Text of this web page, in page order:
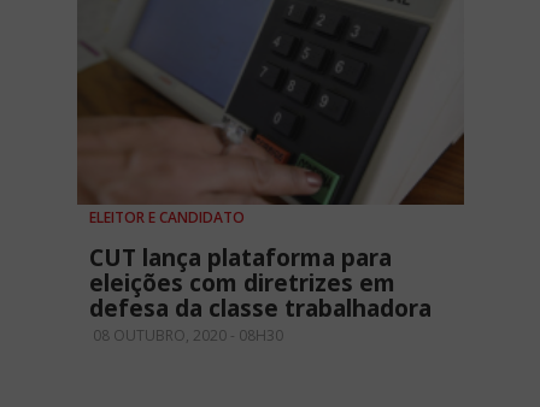
ELEITOR E CANDIDATO
CUT lança plataforma para
eleições com diretrizes em
defesa da classe trabalhadora
08 OUTUBRO, 2020 - 08H30